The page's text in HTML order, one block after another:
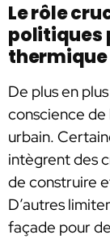
Le rôle
politiques
thermique
De plus en
conscience de
urbain.
intègrent des
de construire
D’autres
façade pour